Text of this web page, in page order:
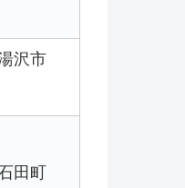
沢市
田町